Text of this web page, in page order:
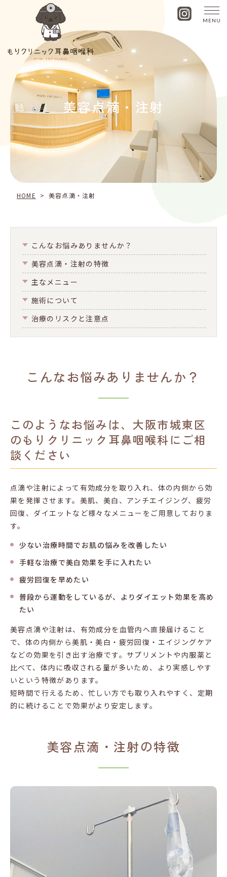
点
MENU
美容点滴・注射
HOME > 美容点滴・注射
こんなお悩みありませんか？
美容点滴・注射の特徴
主なメニュー
施術について
治療のリスクと注意点
こんなお悩みありませんか？
このようなお悩みは、大阪市城東区
のもりクリニック耳鼻咽喉科にご相
談ください
点滴や注射によって有効成分を取り入れ、体の内側から効
果を発揮させます。美肌、美白、アンチエイジング、疲労
回復、ダイエットなど様々なメニューをご用意しておりま
す。
少ない治療時間でお肌の悩みを改善したい
手軽な治療で美白効果を手に入れたい
疲労回復を早めたい
普段から運動をしているが、よりダイエット効果を高め
たい
美容点滴や注射は、有効成分を血管内へ直接届けること
で、体の内側から美肌・美白・疲労回復・エイジングケア
などの効果を引き出す治療です。サプリメントや内服薬と
比べて、体内に吸収される量が多いため、より実感しやす
いという特徴があります。
短時間で行えるため、忙しい方でも取り入れやすく、定期
的に続けることで効果がより安定します。
美容点滴・注射の特徴